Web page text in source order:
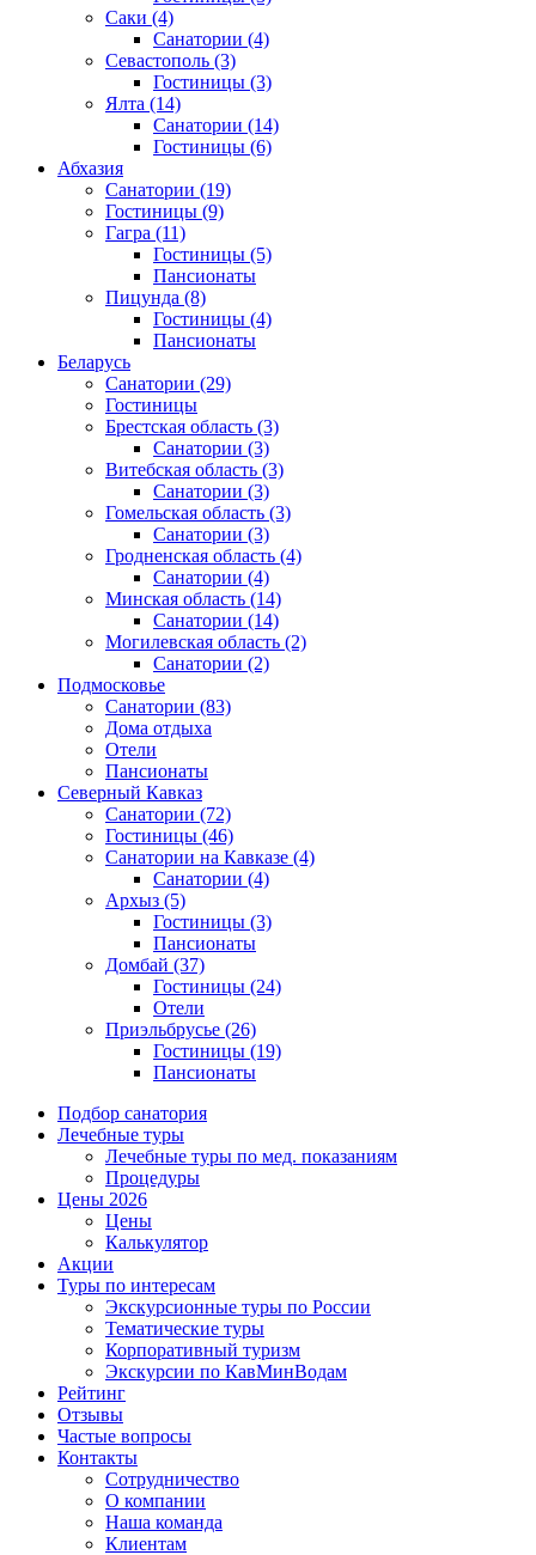
Саки (4)
Санатории (4)
Севастополь (3)
Гостиницы (3)
Ялта (14)
Санатории (14)
Гостиницы (6)
Абхазия
Санатории (19)
Гостиницы (9)
Гагра (11)
Гостиницы (5)
Пансионаты
Пицунда (8)
Гостиницы (4)
Пансионаты
Беларусь
Санатории (29)
Гостиницы
Брестская область (3)
Санатории (3)
Витебская область (3)
Санатории (3)
Гомельская область (3)
Санатории (3)
Гродненская область (4)
Санатории (4)
Минская область (14)
Санатории (14)
Могилевская область (2)
Санатории (2)
Подмосковье
Санатории (83)
Дома отдыха
Отели
Пансионаты
Северный Кавказ
Санатории (72)
Гостиницы (46)
Санатории на Кавказе (4)
Санатории (4)
Архыз (5)
Гостиницы (3)
Пансионаты
Домбай (37)
Гостиницы (24)
Отели
Приэльбрусье (26)
Гостиницы (19)
Пансионаты
Подбор санатория
Лечебные туры
Лечебные туры по мед. показаниям
Процедуры
Цены 2026
Цены
Калькулятор
Акции
Туры по интересам
Экскурсионные туры по России
Тематические туры
Корпоративный туризм
Экскурсии по КавМинВодам
Рейтинг
Отзывы
Частые вопросы
Контакты
Сотрудничество
О компании
Наша команда
Клиентам